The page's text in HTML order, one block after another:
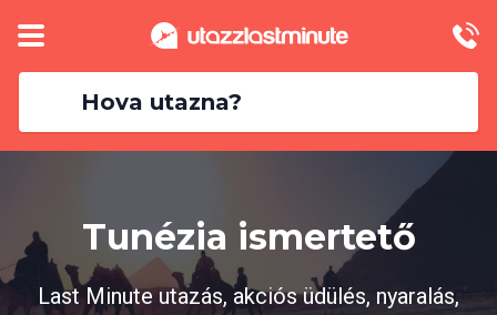
Hova utazna?
Tunézia ismertető
Last Minute utazás, akciós üdülés, nyaralás,